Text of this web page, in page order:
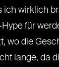
ich wirklich
für
wo die
lange, da